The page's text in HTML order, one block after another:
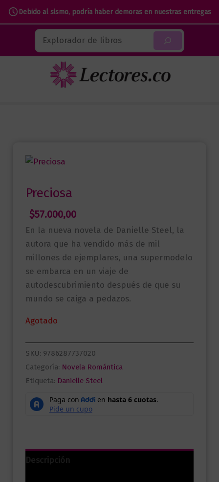
Debido al sismo, podría haber demoras en nuestras entregas
contenido
Buscar
Preciosa
$57.000,00
En la nueva novela de Danielle Steel, la
autora que ha vendido más de mil
millones de ejemplares, una supermodelo
se embarca en un viaje de
autodescubrimiento después de que su
mundo se caiga a pedazos.
Agotado
SKU: 9786287737020
Categoría: Novela Romántica
Etiqueta: Danielle Steel
Descripción